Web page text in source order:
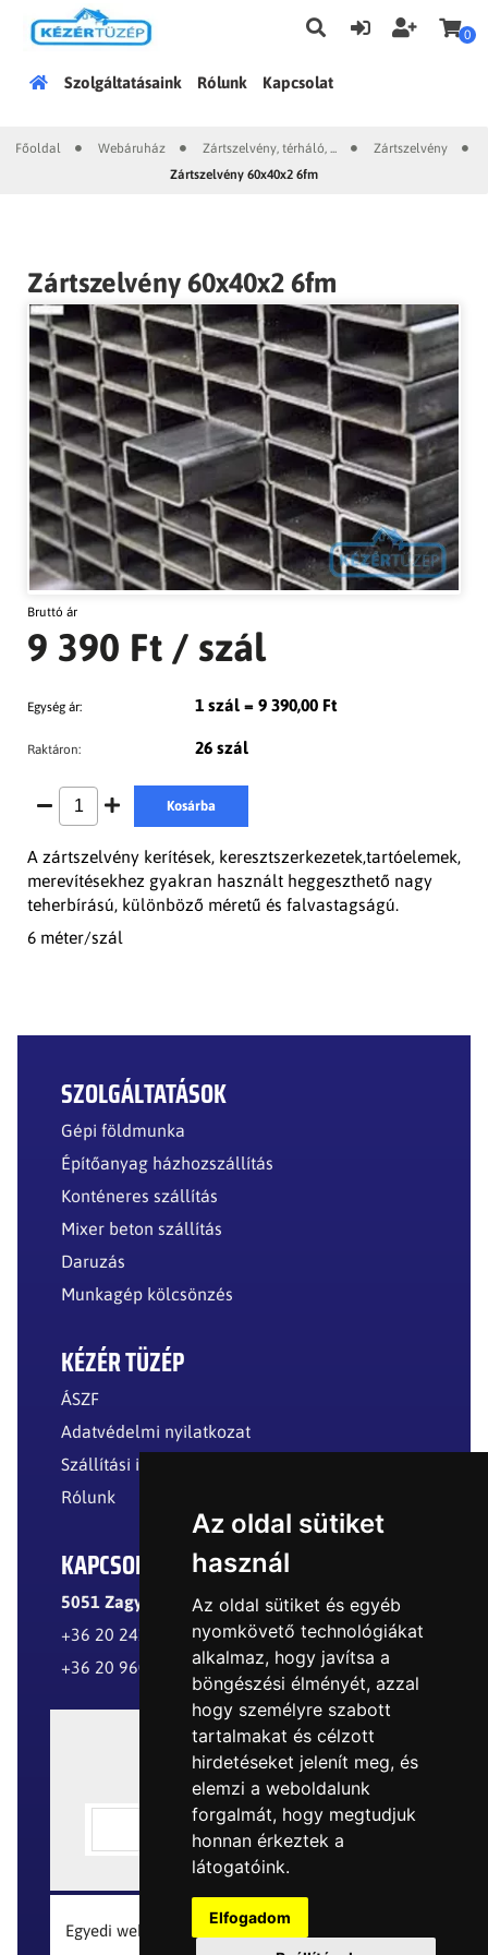
Az oldal sütiket
használ
Az oldal sütiket és egyéb
nyomkövető technológiákat
alkalmaz, hogy javítsa a
böngészési élményét, azzal
hogy személyre szabott
tartalmakat és célzott
hirdetéseket jelenít meg, és
elemzi a weboldalunk
forgalmát, hogy megtudjuk
honnan érkeztek a
látogatóink.
Elfogadom
0
FőoldalSzolgáltatásaink Rólunk Kapcsolat
Főoldal Webáruház Zártszelvény, térháló, ... Zártszelvény
Zártszelvény 60x40x2 6fm
Zártszelvény 60x40x2 6fm
Bruttó ár
9 390 Ft / szál
Egység ár: 1 szál = 9 390,00 Ft
Raktáron: 26 szál
Kosárba
A zártszelvény kerítések, keresztszerkezetek,tartóelemek,
merevítésekhez gyakran használt heggeszthető nagy
teherbírású, különböző méretű és falvastagságú.
6 méter/szál
SZOLGÁLTATÁSOK
Gépi földmunka
Építőanyag házhozszállítás
Konténeres szállítás
Mixer beton szállítás
Daruzás
Munkagép kölcsönzés
KÉZÉR TÜZÉP
ÁSZF
Adatvédelmi nyilatkozat
Szállítási információk
Rólunk
KAPCSOLAT
5051 Zagyvarékas, Külterület
+36 20 241 8299
+36 20 960 8977
Egyedi webáruház készítés a Logical M. Design-tól